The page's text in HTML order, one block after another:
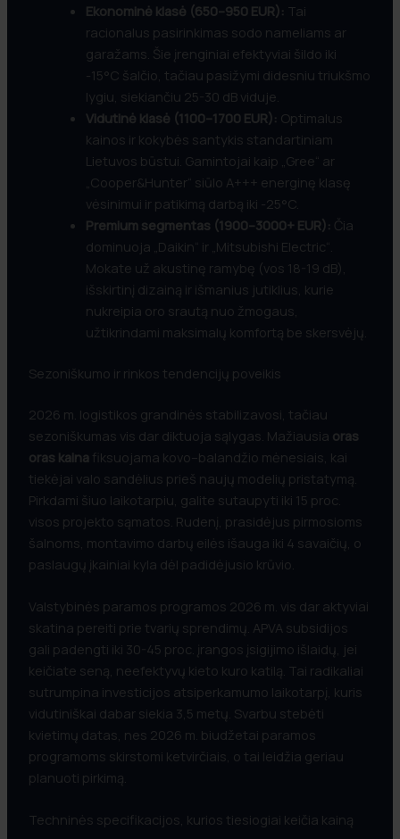
Ekonominė klasė (650–950 EUR): Tai
racionalus pasirinkimas sodo nameliams ar
garažams. Šie įrenginiai efektyviai šildo iki
-15°C šalčio, tačiau pasižymi didesniu triukšmo
lygiu, siekiančiu 25-30 dB viduje.
Vidutinė klasė (1100–1700 EUR): Optimalus
kainos ir kokybės santykis standartiniam
Lietuvos būstui. Gamintojai kaip „Gree“ ar
„Cooper&Hunter“ siūlo A+++ energinę klasę
vėsinimui ir patikimą darbą iki -25°C.
Premium segmentas (1900–3000+ EUR): Čia
dominuoja „Daikin“ ir „Mitsubishi Electric“.
Mokate už akustinę ramybę (vos 18-19 dB),
išskirtinį dizainą ir išmanius jutiklius, kurie
nukreipia oro srautą nuo žmogaus,
užtikrindami maksimalų komfortą be skersvėjų.
Sezoniškumo ir rinkos tendencijų poveikis
2026 m. logistikos grandinės stabilizavosi, tačiau
sezoniškumas vis dar diktuoja sąlygas. Mažiausia oras
oras kaina fiksuojama kovo–balandžio mėnesiais, kai
tiekėjai valo sandėlius prieš naujų modelių pristatymą.
Pirkdami šiuo laikotarpiu, galite sutaupyti iki 15 proc.
visos projekto sąmatos. Rudenį, prasidėjus pirmosioms
šalnoms, montavimo darbų eilės išauga iki 4 savaičių, o
paslaugų įkainiai kyla dėl padidėjusio krūvio.
Valstybinės paramos programos 2026 m. vis dar aktyviai
skatina pereiti prie tvarių sprendimų. APVA subsidijos
gali padengti iki 30-45 proc. įrangos įsigijimo išlaidų, jei
keičiate seną, neefektyvų kieto kuro katilą. Tai radikaliai
sutrumpina investicijos atsiperkamumo laikotarpį, kuris
vidutiniškai dabar siekia 3,5 metų. Svarbu stebėti
kvietimų datas, nes 2026 m. biudžetai paramos
programoms skirstomi ketvirčiais, o tai leidžia geriau
planuoti pirkimą.
Techninės specifikacijos, kurios tiesiogiai keičia kainą